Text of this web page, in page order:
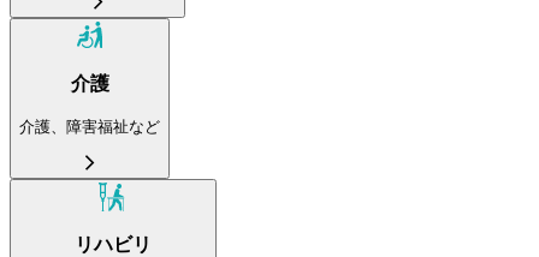
介護
介護、障害福祉など
リハビリ